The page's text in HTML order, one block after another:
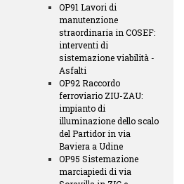
OP91 Lavori di
manutenzione
straordinaria in COSEF:
interventi di
sistemazione viabilità -
Asfalti
OP92 Raccordo
ferroviario ZIU-ZAU:
impianto di
illuminazione dello scalo
del Partidor in via
Baviera a Udine
OP95 Sistemazione
marciapiedi di via